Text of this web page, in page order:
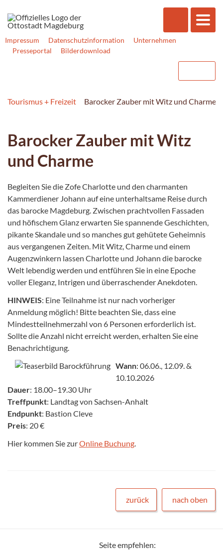
Impressum Datenschutzinformation
Unternehmen
Presseportal
Bilderdownload
Tourismus + Freizeit Barocker Zauber mit Witz und Charme
Barocker Zauber mit Witz
und Charme
Begleiten Sie die Zofe Charlotte und den charmanten
Kammerdiener Johann auf eine unterhaltsame Reise durch
das barocke Magdeburg. Zwischen prachtvollen Fassaden
und höfischem Glanz erwarten Sie spannende Geschichten,
pikante Skandale und so manches gut gehütete Geheimnis
aus vergangenen Zeiten. Mit Witz, Charme und einem
Augenzwinkern lassen Charlotte und Johann die barocke
Welt lebendig werden und entführen Sie in eine Epoche
voller Eleganz, Intrigen und überraschender Anekdoten.
HINWEIS: Eine Teilnahme ist nur nach vorheriger
Anmeldung möglich! Bitte beachten Sie, dass eine
Mindestteilnehmerzahl von 6 Personen erforderlich ist.
Sollte die Anzahl nicht erreicht werden, erhalten Sie eine
Benachrichtigung.
Wann: 06.06., 12.09. &
10.10.2026
Dauer: 18.00–19.30 Uhr
Treffpunkt: Landtag von Sachsen-Anhalt
Endpunkt: Bastion Cleve
Preis: 20 €
Hier kommen Sie zurOnline Buchung
zurück nach oben
Seite empfehlen: